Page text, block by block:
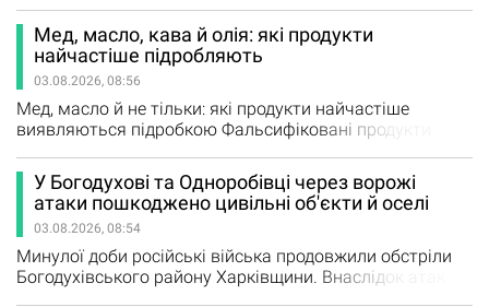
ягодою, а насправді кавун – окремий тип плоду, що
називається гарбузиною. Але ж це не змінює
всенародної любові до кавунів. Тому зовсім не дивною
є ідея святкування Всесвітнього дня кавуна
(Watermelon Day), який…
Мед, масло, кава й олія: які продукти
найчастіше підробляють
03.08.2026, 08:56
Мед, масло й не тільки: які продукти найчастіше
виявляються підробкою Фальсифіковані продукти
містити дешевші замінники, рослинні жири чи сторонні
домішки. Експерти радять уважно перевіряти склад,
маркування та не спокушатися підозріло низькими
цінами. До переліку продуктів, які підробляють
найчастіше, входить мед.…
У Богодухові та Одноробівці через ворожі
атаки пошкоджено цивільні об'єкти й оселі
03.08.2026, 08:54
Минулої доби російські війська продовжили обстріли
Богодухівського району Харківщини. Внаслідок атак